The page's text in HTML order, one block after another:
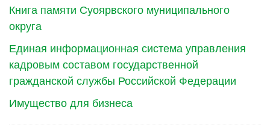
Книга памяти Суоярвского муниципального
округа
Единая информационная система управления
кадровым составом государственной
гражданской службы Российской Федерации
Имущество для бизнеса